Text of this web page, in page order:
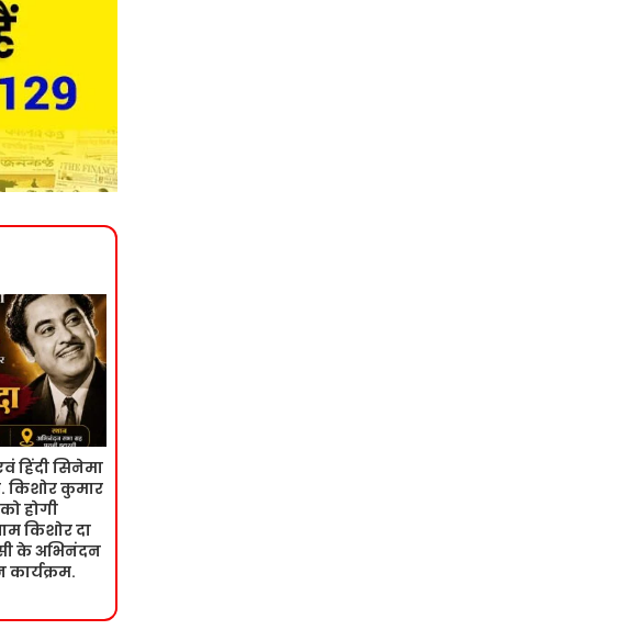
हिंदी सिनेमा
किशोर कुमार
होगी
किशोर दा
के अभिनंदन